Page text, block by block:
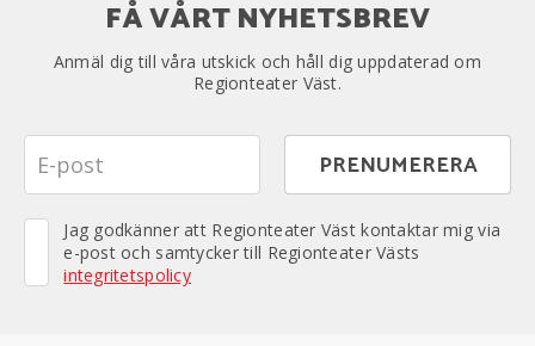
FÅ VÅRT NYHETSBREV
Anmäl dig till våra utskick och håll dig uppdaterad om
Regionteater Väst.
Jag godkänner att Regionteater Väst kontaktar mig via
e-post och samtycker till Regionteater Västs
integritetspolicy